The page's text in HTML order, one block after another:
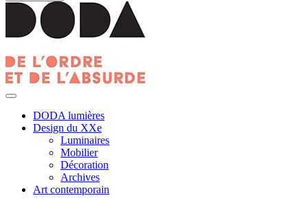
DODA lumières
Design du XXe
Luminaires
Mobilier
Décoration
Archives
Art contemporain